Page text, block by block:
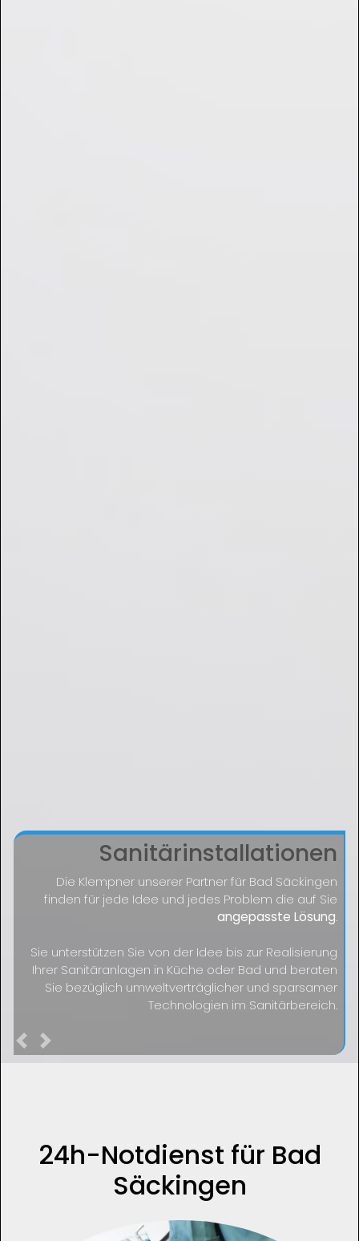
Sanitärinstallationen
Die Klempner unserer Partner für Bad Säckingen
finden für jede Idee und jedes Problem die auf Sie
angepasste Lösung.
Sie unterstützen Sie von der Idee bis zur Realisierung
Ihrer Sanitäranlagen in Küche oder Bad und beraten
Sie bezüglich umweltverträglicher und sparsamer
Technologien im Sanitärbereich.
Previous
24h-Notdienst für Bad
Säckingen